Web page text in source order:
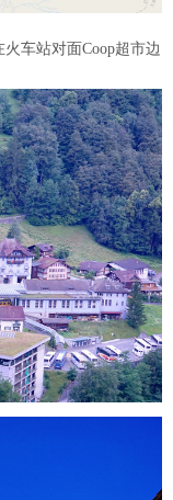
车站对面Coop超市边